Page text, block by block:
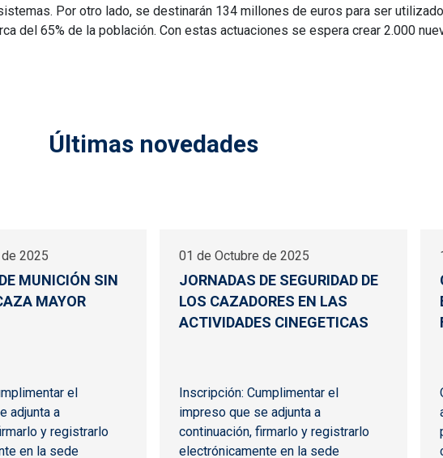
Por otro lado, se destinarán 134 millones de euros para ser
del 65% de la población. Con estas actuaciones se espera crear 2.000
Últimas novedades
2025
MUNICIÓN SIN
MAYOR
el
adjunta a
y registrarlo
en la sede
01 de Octubre de 2025
JORNADAS DE SEGURIDAD DE
LOS CAZADORES EN LAS
ACTIVIDADES CINEGETICAS
Inscripción: Cumplimentar el
impreso que se adjunta a
continuación, firmarlo y registrarlo
electrónicamente en la sede